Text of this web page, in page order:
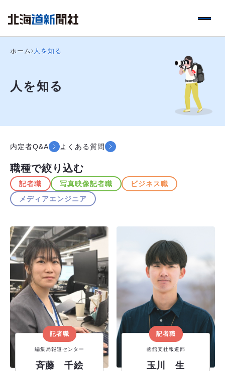
ホーム 人を知る
人を知る
内定者Q&A よくある質問
職種で絞り込む
記者職 写真映像記者職
ビジネス職
メディアエンジニア
記者職
編集局報道センター
斉藤 千絵
記者職
函館支社報道部
玉川 生